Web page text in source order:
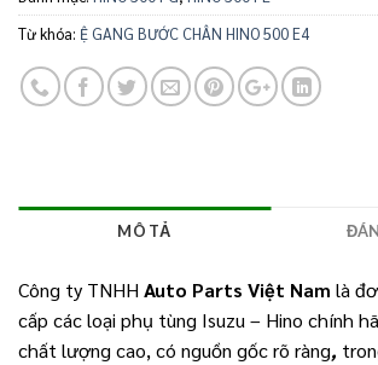
Từ khóa: Ệ GANG BƯỚC CHÂN HINO 500 E4
MÔ TẢ
Công ty TNHH Auto Parts Việt Nam là
cấp các loại phụ tùng Isuzu – Hino chính
chất lượng cao, có nguồn gốc rõ ràng,